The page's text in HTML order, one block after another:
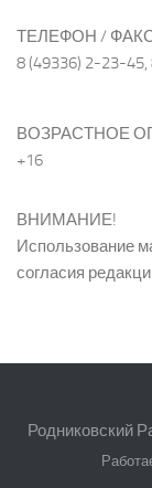
ТЕЛЕФОН /
8 (49336) 2-23-
ВОЗРАСТНОЕ
+16
ВНИМАНИЕ!
Использование
согласия
Родниковский